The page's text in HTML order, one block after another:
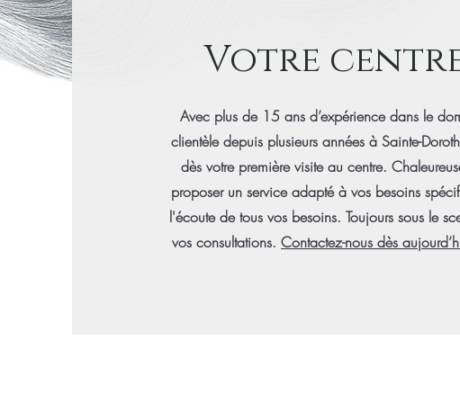
Votre
Avec plus de 15 ans d’expérience dans le
clientèle depuis plusieurs années à Sainte-
dès votre première visite au centre.
proposer un service adapté à vos besoins
l'écoute de tous vos besoins. Toujours sous le
vos consultations. Contactez-nous dès